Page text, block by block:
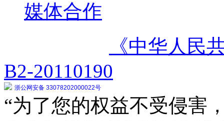
媒体合作
《中华人民
B2-20110190
浙公网安备 33078202000022号
“为了您的权益不受侵害